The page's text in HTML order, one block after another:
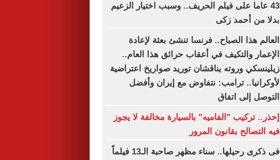
43 عاما على فيلم الحريف.. وسبب اختيار الزعيم
بدلا من أحمد زكى
العالم هذا الصباح.. فرنسا تنشئ بعثة لإعادة
الإعمار والتكيف في أعقاب حرائق هذا العام..
زيلينسكي وروته يناقشان توريد صواريخ اعتراضية
لأوكرانيا.. ترامب: نتفاوض مع إيران وأفضل
التوصل إلى اتفاق
إحذر.. تركيب "الفاميه" بالسيارة مخالفة لا يجوز
فيه التصالح بقانون المرور
فى ذكرى رحيلها.. سناء مظهر صاحبة الـ13 فيلماً